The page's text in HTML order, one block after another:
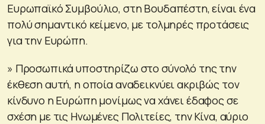
Ευρωπαϊκό Συμβούλιο, στη Βουδαπέστη, είναι ένα
πολύ σημαντικό κείμενο, με τολμηρές προτάσεις
για την Ευρώπη.
» Προσωπικά υποστηρίζω στο σύνολό της την
έκθεση αυτή, η οποία αναδεικνύει ακριβώς τον
κίνδυνο η Ευρώπη μονίμως να χάνει έδαφος σε
σχέση με τις Ηνωμένες Πολιτείες, την Κίνα, αύριο